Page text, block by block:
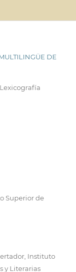
DE
Superior de
Instituto
y Literarias